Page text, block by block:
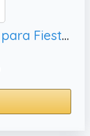
Máquina de Karaoke,Rec para Fiestas en casa.